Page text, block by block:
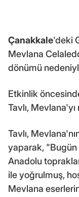
Çanakkale'deki
Mevlana
dönümü
Etkinlik
Tavlı,
Tavlı,
yaparak,
Anadolu
ile yoğrulmuş,
Mevlana